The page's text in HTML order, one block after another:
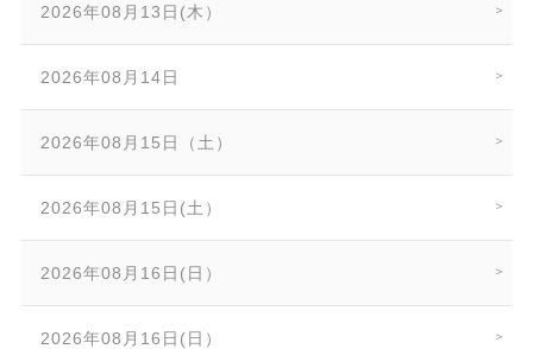
2026年08月13日(木）
2026年08月14日
2026年08月15日（土）
2026年08月15日(土）
2026年08月16日(日）
2026年08月16日(日）